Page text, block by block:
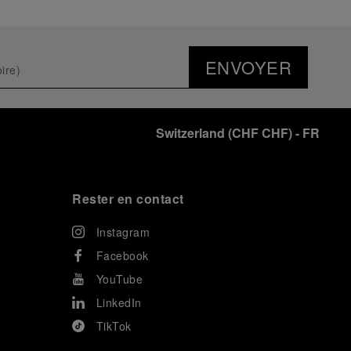
ENVOYER
Switzerland (CHF CHF)- FR
Rester en contact
Instagram
Facebook
YouTube
LinkedIn
TikTok